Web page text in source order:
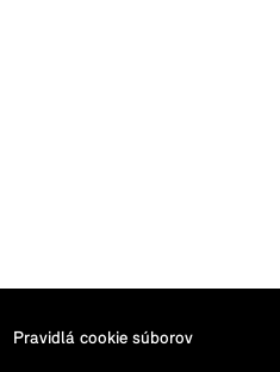
Pravidlá cookie súborov